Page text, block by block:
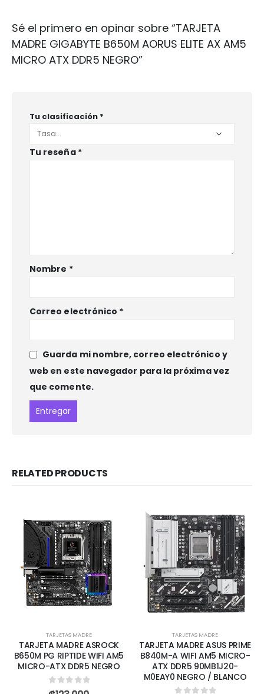
Sé el primero en opinar sobre “TARJETA
MADRE GIGABYTE B650M AORUS ELITE AX AM5
MICRO ATX DDR5 NEGRO”
Tu clasificación *
Tu reseña *
Nombre *
Correo electrónico *
Guarda mi nombre, correo electrónico y
web en este navegador para la próxima vez
que comente.
RELATED PRODUCTS
TARJETAS MADRE
TARJETA MADRE ASROCK
B650M PG RIPTIDE WIFI AM5
MICRO-ATX DDR5 NEGRO
0out of 5
TARJETAS MADRE
TARJETA MADRE ASUS PRIME
B840M-A WIFI AM5 MICRO-
ATX DDR5 90MB1J20-
M0EAY0 NEGRO / BLANCO